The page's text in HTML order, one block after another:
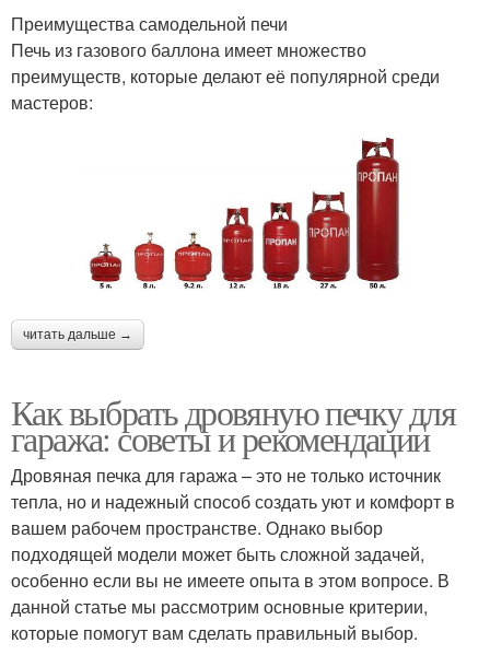
Преимущества самодельной печи
Печь из газового баллона имеет множество
преимуществ, которые делают её популярной среди
мастеров:
читать дальше →
Как выбрать дровяную печку для
гаража: советы и рекомендации
Дровяная печка для гаража – это не только источник
тепла, но и надежный способ создать уют и комфорт в
вашем рабочем пространстве. Однако выбор
подходящей модели может быть сложной задачей,
особенно если вы не имеете опыта в этом вопросе. В
данной статье мы рассмотрим основные критерии,
которые помогут вам сделать правильный выбор.